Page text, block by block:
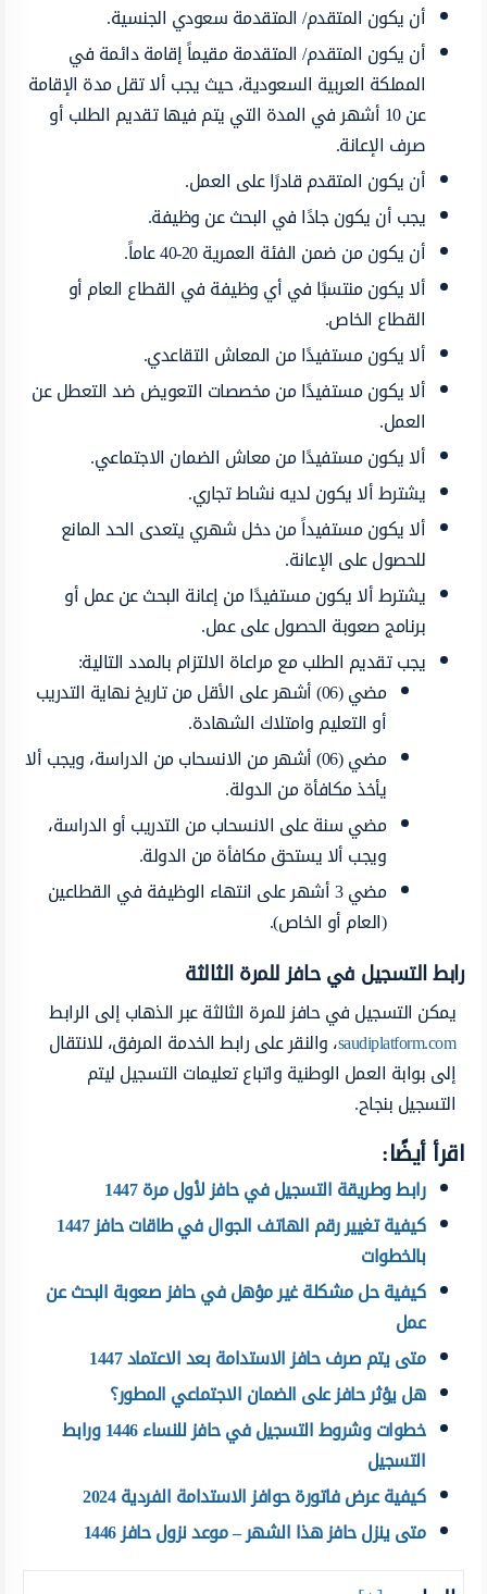
أن يكون المتقدم/ المتقدمة سعودي الجنسية.
أن يكون المتقدم/ المتقدمة مقيماً إقامة دائمة في
المملكة العربية السعودية، حيث يجب ألا تقل مدة الإقامة
عن 10 أشهر في المدة التي يتم فيها تقديم الطلب أو
صرف الإعانة.
أن يكون المتقدم قادرًا على العمل.
يجب أن يكون جادًا في البحث عن وظيفة.
أن يكون من ضمن الفئة العمرية 20-40 عاماً.
ألا يكون منتسبًا في أي وظيفة في القطاع العام أو
القطاع الخاص.
ألا يكون مستفيدًا من المعاش التقاعدي.
ألا يكون مستفيدًا من مخصصات التعويض ضد التعطل عن
العمل.
ألا يكون مستفيدًا من معاش الضمان الاجتماعي.
يشترط ألا يكون لديه نشاط تجاري.
ألا يكون مستفيداً من دخل شهري يتعدى الحد المانع
للحصول على الإعانة.
يشترط ألا يكون مستفيدًا من إعانة البحث عن عمل أو
برنامج صعوبة الحصول على عمل.
يجب تقديم الطلب مع مراعاة الالتزام بالمدد التالية:
مضي (06) أشهر على الأقل من تاريخ نهاية التدريب
أو التعليم وامتلاك الشهادة.
مضي (06) أشهر من الانسحاب من الدراسة، ويجب ألا
يأخذ مكافأة من الدولة.
مضي سنة على الانسحاب من التدريب أو الدراسة،
ويجب ألا يستحق مكافأة من الدولة.
مضي 3 أشهر على انتهاء الوظيفة في القطاعين
(العام أو الخاص).
رابط التسجيل في حافز للمرة الثالثة
يمكن التسجيل في حافز للمرة الثالثة عبر الذهاب إلى الرابط
saudiplatform.com، والنقر على رابط الخدمة المرفق، للانتقال
إلى بوابة العمل الوطنية واتباع تعليمات التسجيل ليتم
التسجيل بنجاح.
اقرأ أيضًا:
رابط وطريقة التسجيل في حافز لأول مرة 1447
كيفية تغيير رقم الهاتف الجوال في طاقات حافز 1447
بالخطوات
كيفية حل مشكلة غير مؤهل في حافز صعوبة البحث عن
عمل
متى يتم صرف حافز الاستدامة بعد الاعتماد 1447
هل يؤثر حافز على الضمان الاجتماعي المطور؟
خطوات وشروط التسجيل في حافز للنساء 1446 ورابط
التسجيل
كيفية عرض فاتورة حوافز الاستدامة الفردية 2024
متى ينزل حافز هذا الشهر – موعد نزول حافز 1446